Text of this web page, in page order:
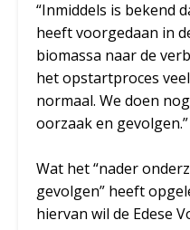
“Inmiddels is bekend
heeft voorgedaan in
biomassa naar de
het opstartproces
normaal. We doen
oorzaak en gevolgen.”
Wat het “nader
gevolgen” heeft
hiervan wil de Edese